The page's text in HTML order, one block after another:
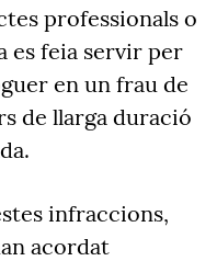
professionals o
es feia servir per
en un frau de
de llarga duració
infraccions,
acordat